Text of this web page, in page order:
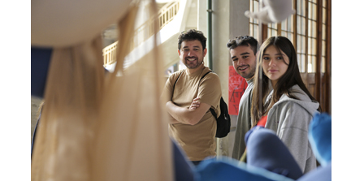
Postgrado
Formación Continua
Estudiantes
Académicos